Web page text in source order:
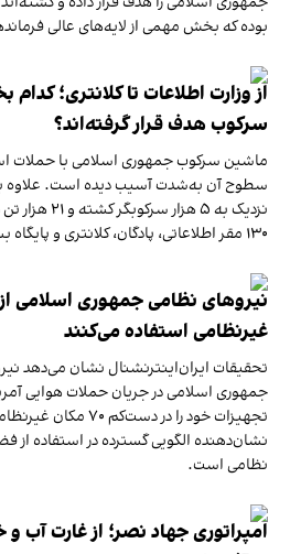
بوده که بخش مهمی از لایه‌های عالی
از وزارت اطلاعات تا کلانتری؛
سرکوب هدف قرار گرفته‌اند؟
ماشین سرکوب جمهوری اسلامی با حملات
سطوح آن به‌شدت آسیب دیده است. علاوه
نزدیک به ۵
۱۳۰ مقر اطلاعاتی، پادگان، کلانتری و پایگاه بسیج نیز نابود شدند.
نیروهای نظامی جمهوری اسلامی
غیر‌نظامی استفاده می‌کنند
تحقیقات ایران‌اینترنشنال نشان می‌دهد
جمهوری اسلامی در جریان حملات هوایی
تجهیزات خود را در
نشان‌دهنده الگویی گسترده در استفاده
نظامی است.
امپراتوری جهاد نصر؛ از غارت آب و